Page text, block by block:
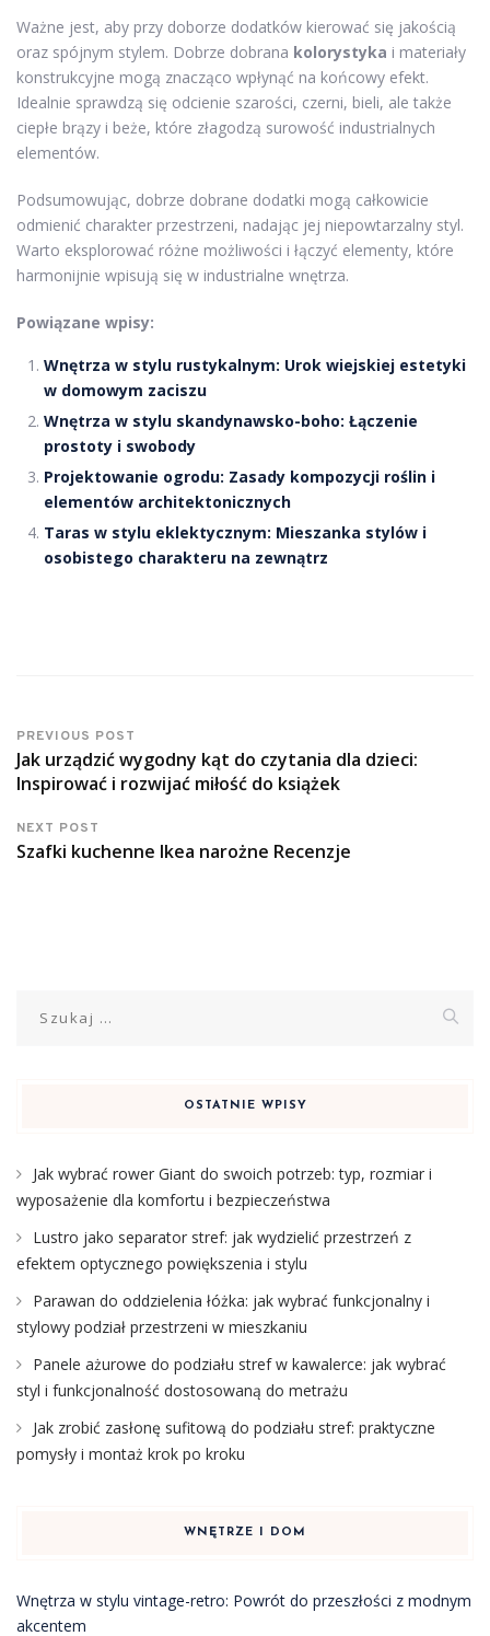
Ważne jest, aby przy doborze dodatków kierować się jakością
oraz spójnym stylem. Dobrze dobrana kolorystyka i materiały
konstrukcyjne mogą znacząco wpłynąć na końcowy efekt.
Idealnie sprawdzą się odcienie szarości, czerni, bieli, ale także
ciepłe brązy i beże, które złagodzą surowość industrialnych
elementów.
Podsumowując, dobrze dobrane dodatki mogą całkowicie
odmienić charakter przestrzeni, nadając jej niepowtarzalny styl.
Warto eksplorować różne możliwości i łączyć elementy, które
harmonijnie wpisują się w industrialne wnętrza.
Powiązane wpisy:
Wnętrza w stylu rustykalnym: Urok wiejskiej estetyki
w domowym zaciszu
Wnętrza w stylu skandynawsko-boho: Łączenie
prostoty i swobody
Projektowanie ogrodu: Zasady kompozycji roślin i
elementów architektonicznych
Taras w stylu eklektycznym: Mieszanka stylów i
osobistego charakteru na zewnątrz
PREVIOUS POST
Jak urządzić wygodny kąt do czytania dla dzieci:
Inspirować i rozwijać miłość do książek
NEXT POST
Szafki kuchenne Ikea narożne Recenzje
OSTATNIE WPISY
Jak wybrać rower Giant do swoich potrzeb: typ, rozmiar i
wyposażenie dla komfortu i bezpieczeństwa
Lustro jako separator stref: jak wydzielić przestrzeń z
efektem optycznego powiększenia i stylu
Parawan do oddzielenia łóżka: jak wybrać funkcjonalny i
stylowy podział przestrzeni w mieszkaniu
Panele ażurowe do podziału stref w kawalerce: jak wybrać
styl i funkcjonalność dostosowaną do metrażu
Jak zrobić zasłonę sufitową do podziału stref: praktyczne
pomysły i montaż krok po kroku
WNĘTRZE I DOM
Wnętrza w stylu vintage-retro: Powrót do przeszłości z modnym
akcentem